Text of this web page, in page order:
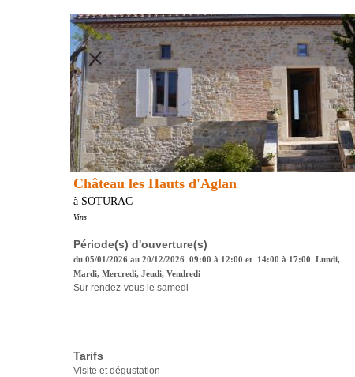
Château les Hauts d'Aglan
à SOTURAC
Vins
Période(s) d'ouverture(s)
du 05/01/2026 au 20/12/2026 09:00 à 12:00 et 14:00 à 17:00 Lundi,
Mardi, Mercredi, Jeudi, Vendredi
Sur rendez-vous le samedi
Tarifs
Visite et dégustation